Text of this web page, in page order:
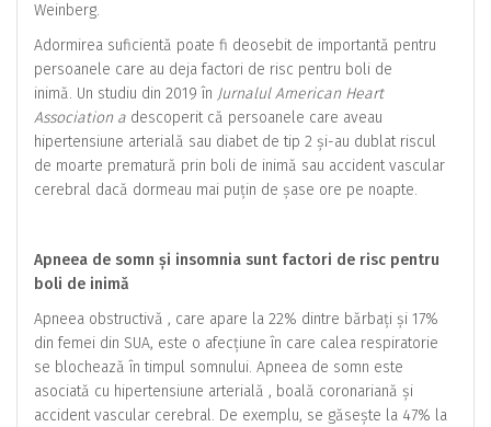
Weinberg.
Adormirea suficientă poate fi deosebit de importantă pentru
persoanele care au deja factori de risc pentru boli de
inimă. Un studiu din 2019 în Jurnalul American Heart
Association a descoperit că persoanele care aveau
hipertensiune arterială sau diabet de tip 2 și-au dublat riscul
de moarte prematură prin boli de inimă sau accident vascular
cerebral dacă dormeau mai puțin de șase ore pe noapte.
Apneea de somn și insomnia sunt factori de risc pentru
boli de inimă
Apneea obstructivă , care apare la 22% dintre bărbați și 17%
din femei din SUA, este o afecțiune în care calea respiratorie
se blochează în timpul somnului. Apneea de somn este
asociată cu hipertensiune arterială , boală coronariană și
accident vascular cerebral. De exemplu, se găsește la 47% la